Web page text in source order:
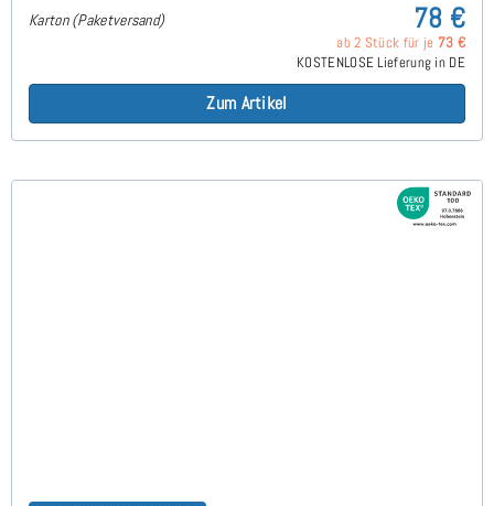
Karton (Paketversand) 78 €
ab 2 Stück für je 73 €
KOSTENLOSE Lieferung in DE
Zum Artikel